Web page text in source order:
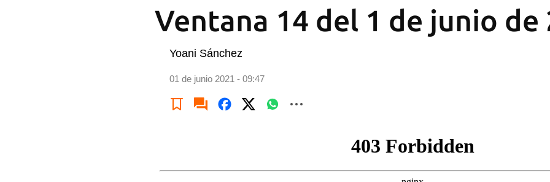
Ventana 14 del 1 de junio de
Yoani Sánchez
01 de junio 2021 - 09:47